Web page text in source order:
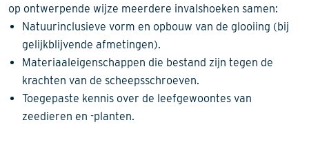
op ontwerpende wijze meerdere invalshoeken samen:
Natuurinclusieve vorm en opbouw van de glooiing (bij
gelijkblijvende afmetingen).
Materiaaleigenschappen die bestand zijn tegen de
krachten van de scheepsschroeven.
Toegepaste kennis over de leefgewoontes van
zeedieren en -planten.